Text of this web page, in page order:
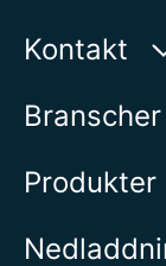
Kontakt
AUMA Riester
Aumastr. 1
Visa på karta
Branscher
Vatten
Produkter
Produktsökning